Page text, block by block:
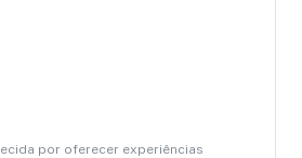
por oferecer experiências